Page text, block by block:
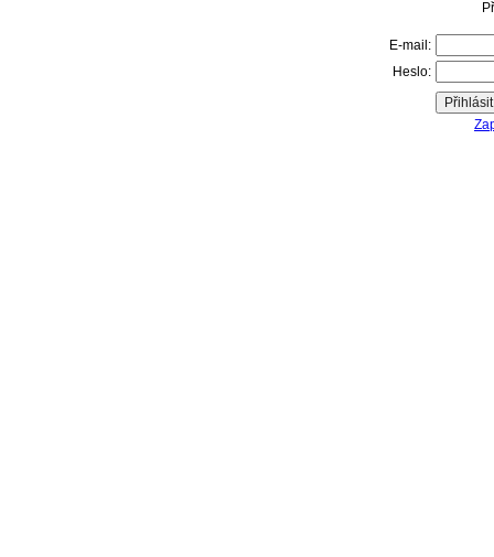
E-mail:
Heslo: